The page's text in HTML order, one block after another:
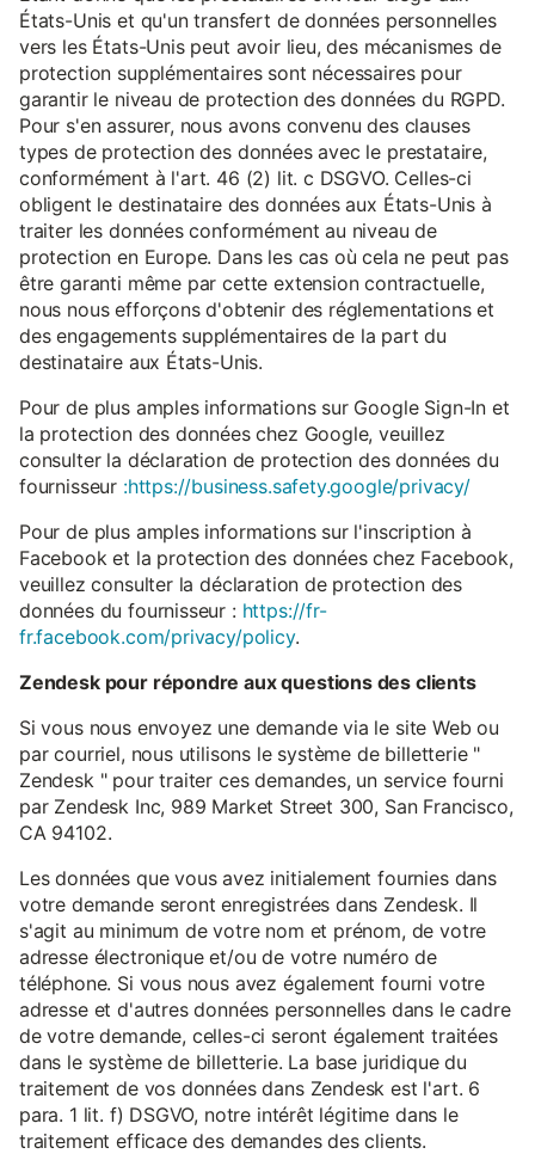
États-Unis et qu'un transfert de données personnelles
vers les États-Unis peut avoir lieu, des mécanismes de
protection supplémentaires sont nécessaires pour
garantir le niveau de protection des données du RGPD.
Pour s'en assurer, nous avons convenu des clauses
types de protection des données avec le prestataire,
conformément à l'art. 46 (2) lit. c DSGVO. Celles-ci
obligent le destinataire des données aux États-Unis à
traiter les données conformément au niveau de
protection en Europe. Dans les cas où cela ne peut pas
être garanti même par cette extension contractuelle,
nous nous efforçons d'obtenir des réglementations et
des engagements supplémentaires de la part du
destinataire aux États-Unis.
Pour de plus amples informations sur Google Sign-In et
la protection des données chez Google, veuillez
consulter la déclaration de protection des données du
fournisseur :https://business.safety.google/privacy/
Pour de plus amples informations sur l'inscription à
Facebook et la protection des données chez Facebook,
veuillez consulter la déclaration de protection des
données du fournisseur : https://fr-
fr.facebook.com/privacy/policy.
Zendesk pour répondre aux questions des clients
Si vous nous envoyez une demande via le site Web ou
par courriel, nous utilisons le système de billetterie "
Zendesk " pour traiter ces demandes, un service fourni
par Zendesk Inc, 989 Market Street 300, San Francisco,
CA 94102.
Les données que vous avez initialement fournies dans
votre demande seront enregistrées dans Zendesk. Il
s'agit au minimum de votre nom et prénom, de votre
adresse électronique et/ou de votre numéro de
téléphone. Si vous nous avez également fourni votre
adresse et d'autres données personnelles dans le cadre
de votre demande, celles-ci seront également traitées
dans le système de billetterie. La base juridique du
traitement de vos données dans Zendesk est l'art. 6
para. 1 lit. f) DSGVO, notre intérêt légitime dans le
traitement efficace des demandes des clients.